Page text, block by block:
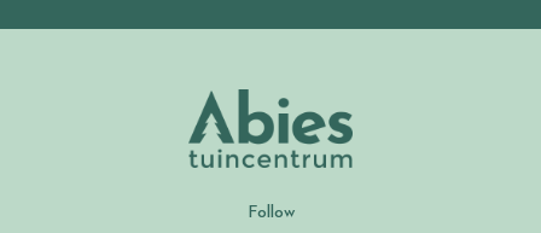
Follow